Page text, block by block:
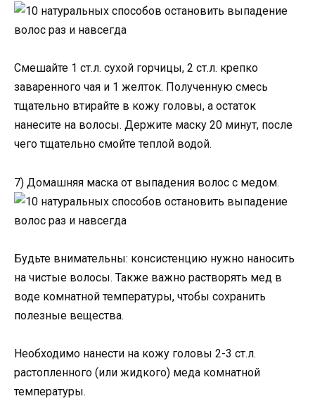
Смешайте 1 ст.л. сухой горчицы, 2 ст.л. крепко
заваренного чая и 1 желток. Полученную смесь
тщательно втирайте в кожу головы, а остаток
нанесите на волосы. Держите маску 20 минут, после
чего тщательно смойте теплой водой.
7) Домашняя маска от выпадения волос с медом.
Будьте внимательны: консистенцию нужно наносить
на чистые волосы. Также важно растворять мед в
воде комнатной температуры, чтобы сохранить
полезные вещества.
Необходимо нанести на кожу головы 2-3 ст.л.
растопленного (или жидкого) меда комнатной
температуры.